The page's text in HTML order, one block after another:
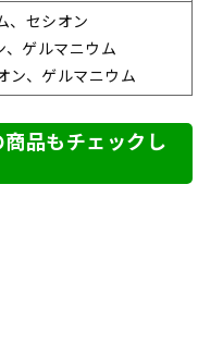
、セシオン
ゲルマニウム
ン、ゲルマニウム
品もチェックし